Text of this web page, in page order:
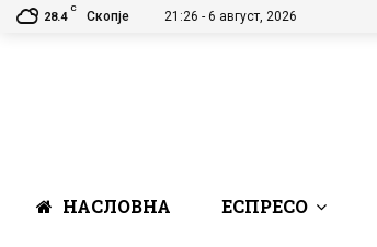
28.4
C
Скопје 21:26 - 6 август, 2026
НАСЛОВНА ЕСПРЕСО